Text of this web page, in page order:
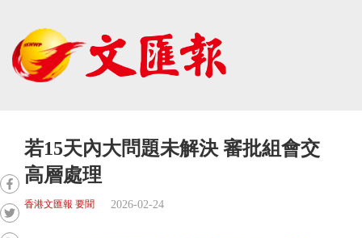
若15天內大問題未解決 審批組會交
高層處理
香港文匯報 要聞 2026-02-24